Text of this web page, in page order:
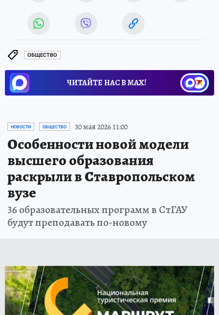
ОБЩЕСТВО
ЧИТАЙТЕ НАС В МАХ!
НОВОСТИ ОБЩЕСТВО 30 мая 2026 11:00
Особенности новой модели
высшего образования
раскрыли в Ставропольском
вузе
36 образовательных программ в СтГАУ
будут преподавать по-новому